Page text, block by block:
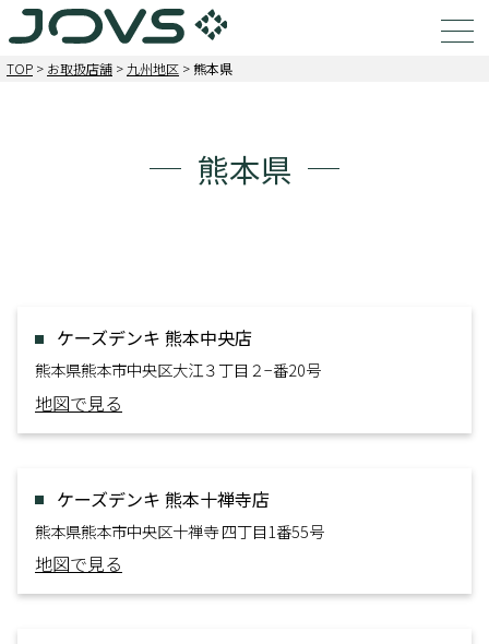
TOP > お取扱店舗 > 九州地区 >熊本県
熊本県
ケーズデンキ 熊本中央店
熊本県熊本市中央区大江３丁目２−番20号
地図で見る
ケーズデンキ 熊本十禅寺店
熊本県熊本市中央区十禅寺 四丁目1番55号
地図で見る